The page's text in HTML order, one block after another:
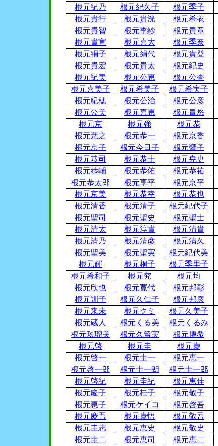
根元紀乃
根元紀久子
根元季子
根元貴行
根元貴洸
根元希衣
根元貴智
根元季紗
根元貴章
根元貴宣
根元喜大
根元季奈
根元絹子
根元絹代
根元貴登
根元貴宏
根元貴太
根元紀史
根元紀美
根元公恵
根元公香
根元喜美子
根元希美子
根元希実子
根元紀穂
根元公治
根元公彦
根元公美
根元喜恵
根元貴悠
根元京
根元強
根元恭
根元尭之
根元恭一
根元京香
根元京子
根元今日子
根元響子
根元恭司
根元恭士
根元尭史
根元恭輔
根元恭佑
根元恭祐
根元恭太郎
根元享平
根元京平
根元京美
根元恭幸
根元恭也
根元清香
根元清子
根元紀代子
根元聖司
根元聖史
根元聖士
根元清太
根元淳貴
根元清貴
根元清乃
根元清彦
根元清久
根元聖美
根元聖実
根元紀代美
根元輝
根元桐子
根元季里子
根元希和子
根元究
根元均
根元欣也
根元寛代
根元邦彰
根元訓子
根元久仁子
根元邦彦
根元来未
根元クミ
根元久美子
根元蔵人
根元くる美
根元くるみ
根元玖瑠美
根元久留実
根元博希
根元啓
根元圭
根元慶
根元啓一
根元圭一
根元恵一
根元啓一郎
根元圭一朗
根元圭一郎
根元啓紀
根元圭紀
根元恵佳
根元慶子
根元桂子
根元敬子
根元惠子
根元ケイコ
根元啓吾
根元慶吾
根元慶悟
根元敬吾
根元圭志
根元恵史
根元敬史
根元圭二
根元恵司
根元恵二